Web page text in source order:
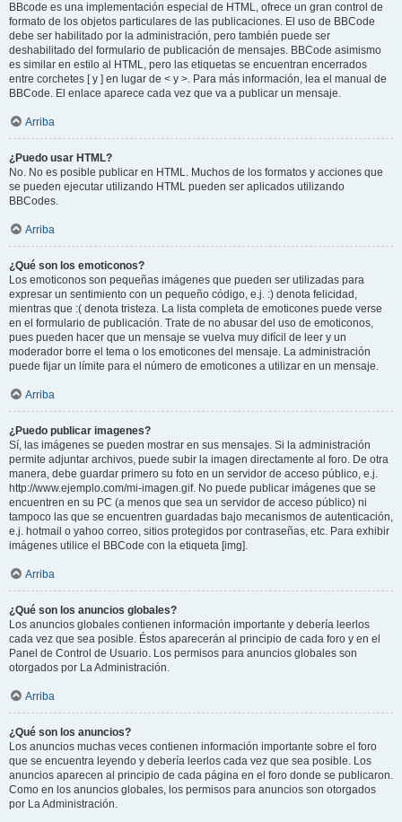
BBcode es una implementación especial de HTML, ofrece un gran control de
formato de los objetos particulares de las publicaciones. El uso de BBCode
debe ser habilitado por la administración, pero también puede ser
deshabilitado del formulario de publicación de mensajes. BBCode asimismo
es similar en estilo al HTML, pero las etiquetas se encuentran encerrados
entre corchetes [ y ] en lugar de < y >. Para más información, lea el manual de
BBCode. El enlace aparece cada vez que va a publicar un mensaje.
Arriba
¿Puedo usar HTML?
No. No es posible publicar en HTML. Muchos de los formatos y acciones que
se pueden ejecutar utilizando HTML pueden ser aplicados utilizando
BBCodes.
Arriba
¿Qué son los emoticonos?
Los emoticonos son pequeñas imágenes que pueden ser utilizadas para
expresar un sentimiento con un pequeño código, e.j. :) denota felicidad,
mientras que :( denota tristeza. La lista completa de emoticones puede verse
en el formulario de publicación. Trate de no abusar del uso de emoticonos,
pues pueden hacer que un mensaje se vuelva muy difícil de leer y un
moderador borre el tema o los emoticones del mensaje. La administración
puede fijar un límite para el número de emoticones a utilizar en un mensaje.
Arriba
¿Puedo publicar imagenes?
Sí, las imágenes se pueden mostrar en sus mensajes. Si la administración
permite adjuntar archivos, puede subir la imagen directamente al foro. De otra
manera, debe guardar primero su foto en un servidor de acceso público, e.j.
http://www.ejemplo.com/mi-imagen.gif. No puede publicar imágenes que se
encuentren en su PC (a menos que sea un servidor de acceso público) ni
tampoco las que se encuentren guardadas bajo mecanismos de autenticación,
e.j. hotmail o yahoo correo, sitios protegidos por contraseñas, etc. Para exhibir
imágenes utilice el BBCode con la etiqueta [img].
Arriba
¿Qué son los anuncios globales?
Los anuncios globales contienen información importante y debería leerlos
cada vez que sea posible. Éstos aparecerán al principio de cada foro y en el
Panel de Control de Usuario. Los permisos para anuncios globales son
otorgados por La Administración.
Arriba
¿Qué son los anuncios?
Los anuncios muchas veces contienen información importante sobre el foro
que se encuentra leyendo y debería leerlos cada vez que sea posible. Los
anuncios aparecen al principio de cada página en el foro donde se publicaron.
Como en los anuncios globales, los permisos para anuncios son otorgados
por La Administración.